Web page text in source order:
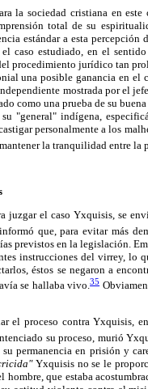
la sociedad cristiana en
total de su
estándar a esta
caso estudiado, en el
procedimiento jurídico tan
una posible ganancia en
mostrada por el
como una prueba de su
"general" indígena,
personalmente a los
la tranquilidad entre la
juzgar el caso Yxquisis, se
que, para evitar más
previstos en la legislación.
instrucciones del virrey, lo
éstos se negaron a
se hallaba vivo.35
el proceso contra Yxquisis,
su proceso, murió
permanencia en prisión y
Yxquisis no se le
hombre, que estaba